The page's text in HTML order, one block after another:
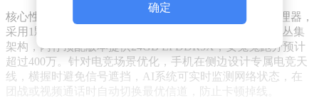
核心性能配置堪称旗舰级标准，搭载骁龙8 Elite Gen5处理器，
采用1颗X920超大核、3颗A720大核与4颗A520小核的三丛集
架构，内存顶配版本提供24GB LPDDR5X，安兔兔跑分预计
超过400万。针对电竞场景优化，手机在侧边设计专属电竞天
线，横握时避免信号遮挡，AI系统可实时监测网络状态，在
团战或视频通话时自动切换最优信道，防止卡顿掉线。
确定